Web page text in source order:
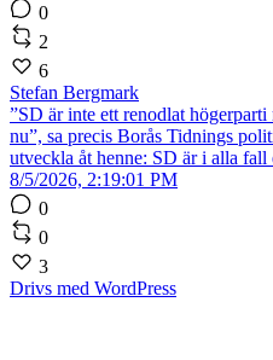
0
2
6
Stefan Bergmark
”SD är inte ett renodlat
nu”, sa precis Borås Tidnings
utveckla åt henne: SD är i alla
8/5/2026, 2:19:01 PM
0
0
3
Drivs med WordPress